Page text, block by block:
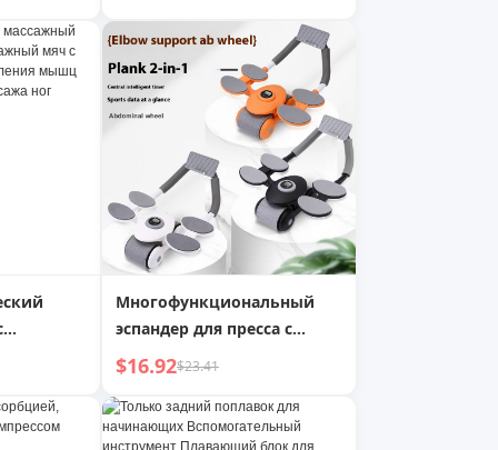
гаджет для прочистки
меридианов
ног,
Многофункциональный
эспандер для пресса с
поддержкой четырех
локтей, AB Rocket
$16.92$23.41